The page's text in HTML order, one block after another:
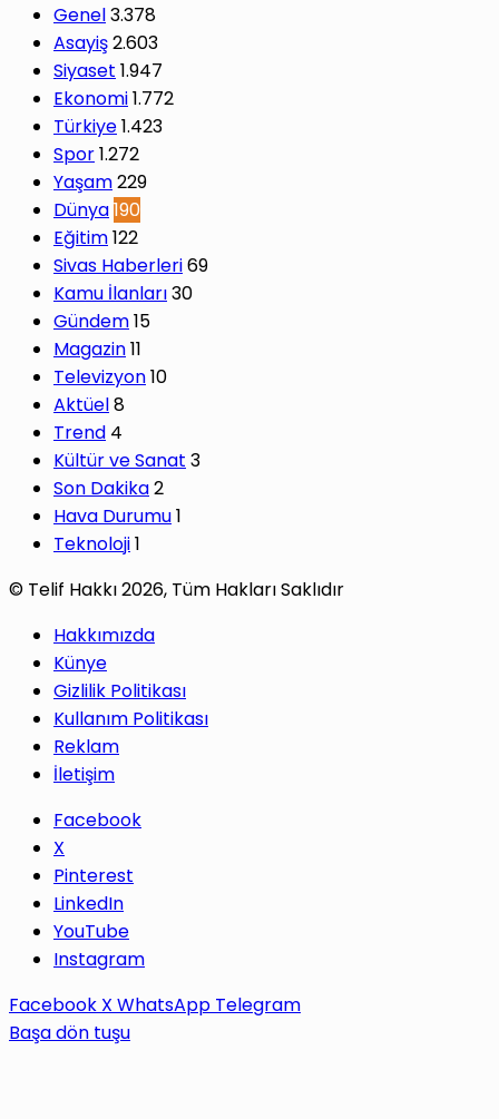
Genel3.378
Asayiş2.603
Siyaset 1.947
Ekonomi1.772
Türkiye1.423
Spor1.272
Yaşam229
Dünya190
Eğitim122
Sivas Haberleri69
Kamu İlanları30
Gündem15
Magazin11
Televizyon10
Aktüel8
Trend 4
Kültür ve Sanat 3
Son Dakika2
Hava Durumu1
Teknoloji1
© Telif Hakkı 2026, Tüm Hakları Saklıdır
Hakkımızda
Künye
Gizlilik Politikası
Kullanım Politikası
Reklam
İletişim
Facebook
X
Pinterest
LinkedIn
YouTube
Instagram
Facebook X WhatsApp Telegram
Başa dön tuşu